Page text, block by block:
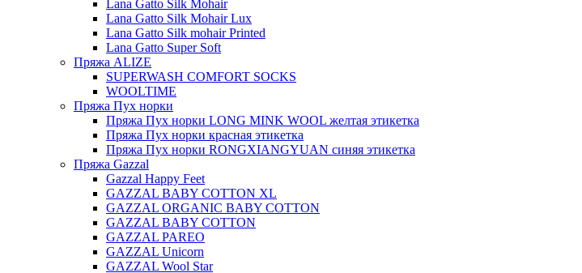
Lana Gatto Silk Mohair
Lana Gatto Silk Mohair Lux
Lana Gatto Silk mohair Printed
Lana Gatto Super Soft
Пряжа ALIZE
SUPERWASH COMFORT SOCKS
WOOLTIME
Пряжа Пух норки
Пряжа Пух норки LONG MINK WOOL желтая этикетка
Пряжа Пух норки красная этикетка
Пряжа Пух норки RONGXIANGYUAN синяя этикетка
Пряжа Gazzal
Gazzal Happy Feet
GAZZAL BABY COTTON XL
GAZZAL ORGANIC BABY COTTON
GAZZAL BABY COTTON
GAZZAL PAREO
GAZZAL Unicorn
GAZZAL Wool Star